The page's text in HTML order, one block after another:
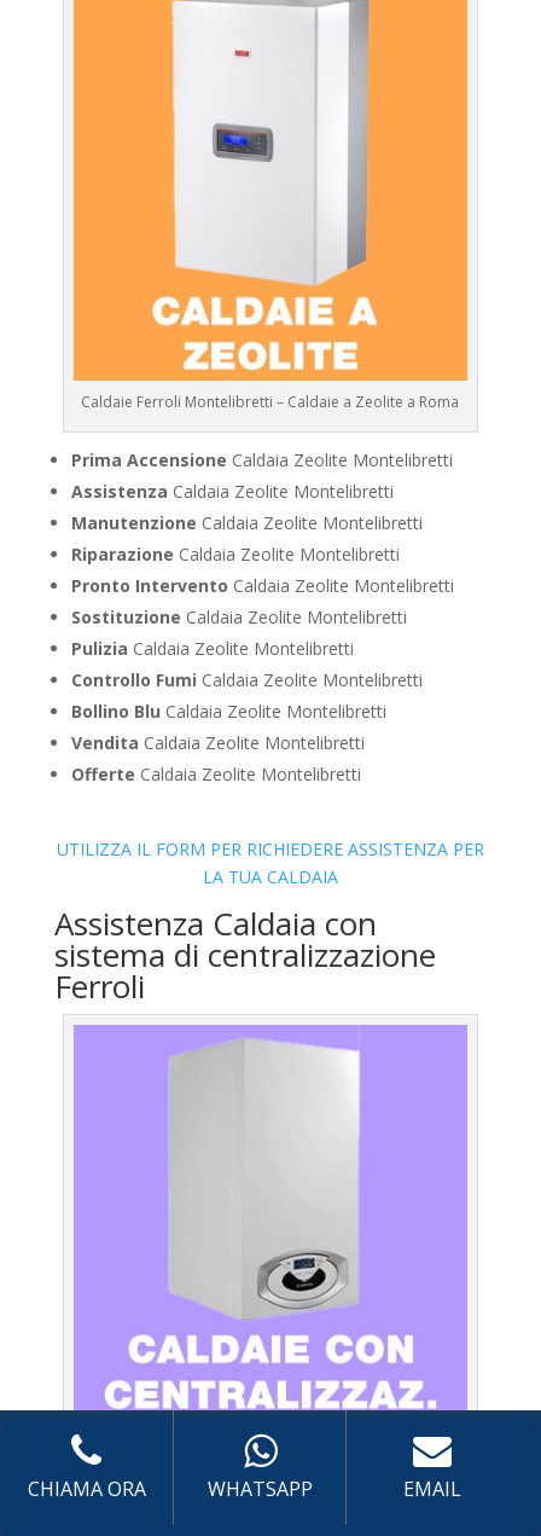
Caldaie Ferroli Montelibretti – Caldaie a Zeolite a Roma
Prima Accensione Caldaia Zeolite Montelibretti
Assistenza Caldaia Zeolite Montelibretti
Manutenzione Caldaia Zeolite Montelibretti
Riparazione Caldaia Zeolite Montelibretti
Pronto Intervento Caldaia Zeolite Montelibretti
Sostituzione Caldaia Zeolite Montelibretti
Pulizia Caldaia Zeolite Montelibretti
Controllo Fumi Caldaia Zeolite Montelibretti
Bollino Blu Caldaia Zeolite Montelibretti
Vendita Caldaia Zeolite Montelibretti
Offerte Caldaia Zeolite Montelibretti
UTILIZZA IL FORM PER RICHIEDERE ASSISTENZA PER
LA TUA CALDAIA
Assistenza Caldaia con
sistema di centralizzazione
Ferroli
Caldaie Ferroli Montelibretti – Assistenza Caldaia con
sistema di centralizzazione a Roma
Prima Accensione Caldaia con sistema di
CHIAMA ORA WHATSAPP EMAIL